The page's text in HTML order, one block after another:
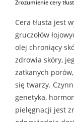
Zrozumienie cery
Cera tłusta jest
gruczołów
olej chroniący
zdrowia skóry,
zatkanych
się twarzy.
genetyka,
pielęgnacji jest